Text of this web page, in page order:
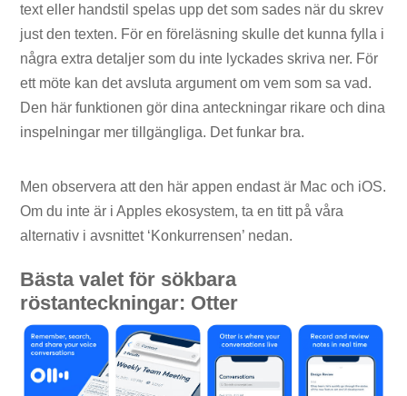
text eller handstil spelas upp det som sades när du skrev
just den texten. För en föreläsning skulle det kunna fylla i
några extra detaljer som du inte lyckades skriva ner. För
ett möte kan det avsluta argument om vem som sa vad.
Den här funktionen gör dina anteckningar rikare och dina
inspelningar mer tillgängliga. Det funkar bra.
Men observera att den här appen endast är Mac och iOS.
Om du inte är i Apples ekosystem, ta en titt på våra
alternativ i avsnittet ‘Konkurrensen’ nedan.
Bästa valet för sökbara
röstanteckningar: Otter